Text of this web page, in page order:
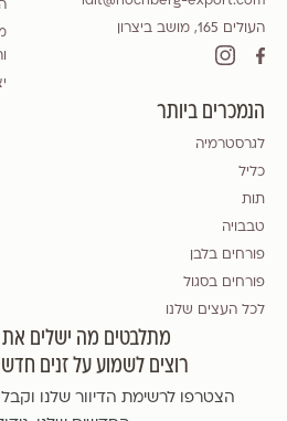
העולים 165, מושב ביצרון
הנמכרים ביותר
לגרסטרמיה
כליל
תות
טבבויה
פורחים בלבן
פורחים בסגול
לכל העצים שלנו
מתלבטים מה ישלים את
רוצים לשמוע על זנים
הצטרפו לרשימת הדיוור שלנו